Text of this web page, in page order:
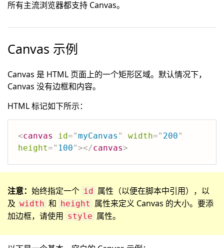
所有主流浏览器都支持 Canvas。
Canvas 示例
Canvas 是 HTML 页面上的一个矩形区域。默认情况下，
Canvas 没有边框和内容。
HTML 标记如下所示：
<canvas id="myCanvas " width=" 200"
height=" 100"></canvas>
注意： 始终指定一个 id 属性（以便在脚本中引用），以
及 width 和 height 属性来定义 Canvas 的大小。要添
加边框，请使用 style 属性。